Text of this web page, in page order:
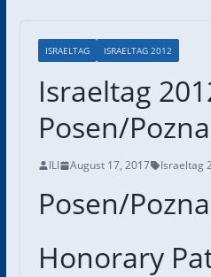
ISRAELTAG ISRAELTAG 2012
Israeltag
Posen/
ILI August 17, 2017 Israeltag
Posen/
Honorary